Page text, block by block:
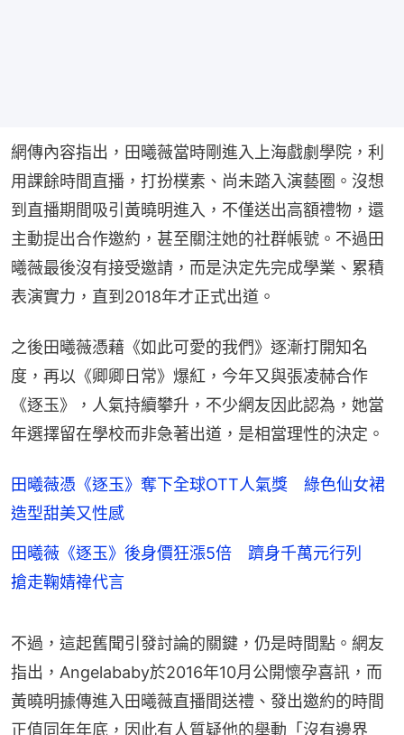
網傳內容指出，田曦薇當時剛進入上海戲劇學院，利
用課餘時間直播，打扮樸素、尚未踏入演藝圈。沒想
到直播期間吸引黃曉明進入，不僅送出高額禮物，還
主動提出合作邀約，甚至關注她的社群帳號。不過田
曦薇最後沒有接受邀請，而是決定先完成學業、累積
表演實力，直到2018年才正式出道。
之後田曦薇憑藉《如此可愛的我們》逐漸打開知名
度，再以《卿卿日常》爆紅，今年又與張凌赫合作
《逐玉》，人氣持續攀升，不少網友因此認為，她當
年選擇留在學校而非急著出道，是相當理性的決定。
田曦薇憑《逐玉》奪下全球OTT人氣獎 綠色仙女裙
造型甜美又性感
田曦薇《逐玉》後身價狂漲5倍 躋身千萬元行列
搶走鞠婧禕代言
不過，這起舊聞引發討論的關鍵，仍是時間點。網友
指出，Angelababy於2016年10月公開懷孕喜訊，而
黃曉明據傳進入田曦薇直播間送禮、發出邀約的時間
正值同年年底，因此有人質疑他的舉動「沒有邊界